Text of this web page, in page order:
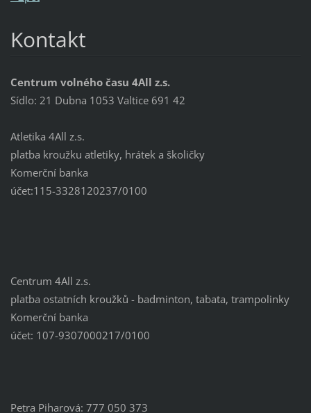
Kontakt
Centrum volného času 4All z.s.
Sídlo: 21 Dubna 1053 Valtice 691 42
Atletika 4All z.s.
platba kroužku atletiky, hrátek a školičky
Komerční banka
účet:115-3328120237/0100
Centrum 4All z.s.
platba ostatních kroužků - badminton, tabata, trampolinky
Komerční banka
účet: 107-9307000217/0100
Petra Piharová: 777 050 373